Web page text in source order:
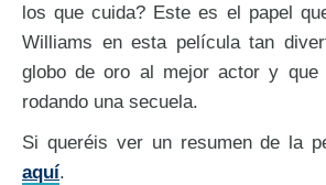
los que cuida? Este es el papel
Williams en esta película tan
globo de oro al mejor actor y que
rodando una secuela.
Si queréis ver un resumen de la
aquí.